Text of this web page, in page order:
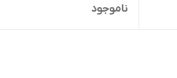
ناموجود